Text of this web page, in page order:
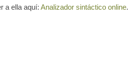
a ella aquí: Analizador sintáctico online.